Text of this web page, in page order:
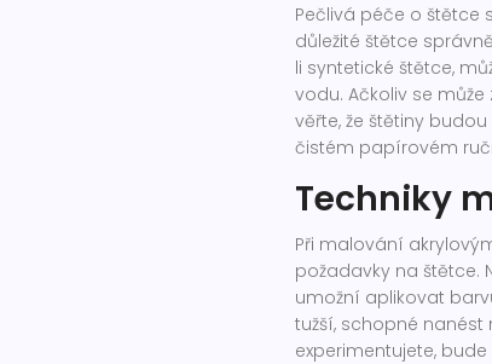
Pečlivá péče o štětce
důležité štětce
li syntetické štětce,
vodu. Ačkoliv se
věřte, že štětiny
čistém papírovém
Techniky
Při malování
požadavky na štětce.
umožní aplikovat
tužší, schopné
experimentujete,